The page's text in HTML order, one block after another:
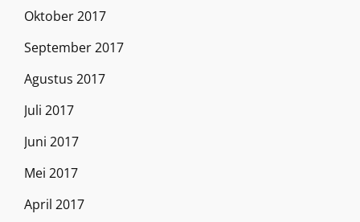
Oktober 2017
September 2017
Agustus 2017
Juli 2017
Juni 2017
Mei 2017
April 2017